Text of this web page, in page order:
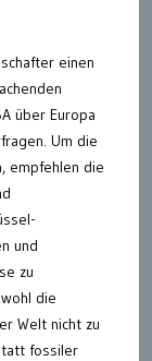
einen
über Europa
Um die
empfehlen die
und
zu
die
Welt nicht zu
fossiler